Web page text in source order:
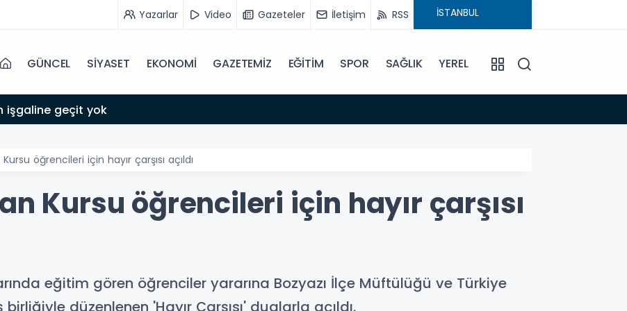
Yazarlar Video Gazeteler İletişim RSS
GÜNCEL SİYASET EKONOMİ GAZETEMİZ EĞİTİM SPOR SAĞLIK YEREL
işgaline geçit yok
öğrencileri için hayır çarşısı açıldı
Kursu öğrencileri için hayır çarşısı
eğitim gören öğrenciler yararına Bozyazı İlçe Müftülüğü ve Türkiye
düzenlenen 'Hayır Çarşısı' dualarla açıldı.